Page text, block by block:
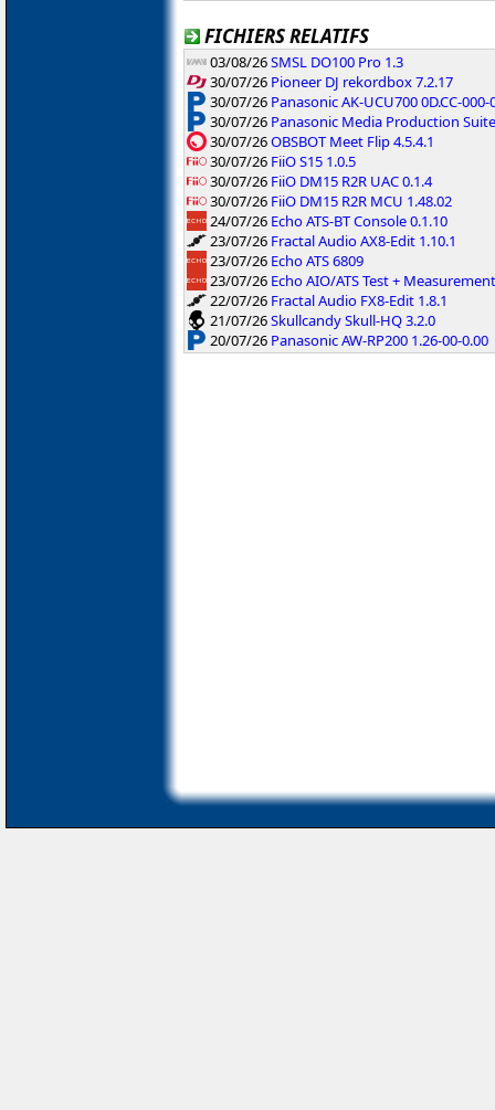
FICHIERS RELATIFS
03/08/26SMSL DO100 Pro 1.3
30/07/26 Pioneer DJ rekordbox 7.2.17
30/07/26 Panasonic AK-UCU700 0D.CC-
30/07/26 Panasonic Media Production
30/07/26OBSBOT Meet Flip 4.5.4.1
30/07/26 FiiO S15 1.0.5
30/07/26 FiiO DM15 R2R UAC 0.1.4
30/07/26 FiiO DM15 R2R MCU 1.48.02
24/07/26 Echo ATS-BT Console 0.1.10
23/07/26 Fractal Audio AX8-Edit 1.10.1
23/07/26 Echo ATS 6809
23/07/26 Echo AIO/ATS Test +
22/07/26 Fractal Audio FX8-Edit 1.8.1
21/07/26Skullcandy Skull-HQ 3.2.0
20/07/26 Panasonic AW-RP200 1.26-00-0.00